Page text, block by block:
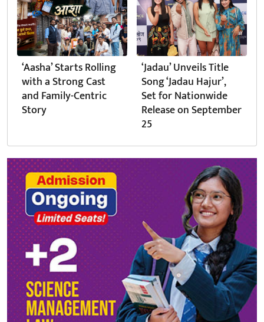
‘Aasha’ Starts Rolling
with a Strong Cast
and Family-Centric
Story
‘Jadau’ Unveils Title
Song ‘Jadau Hajur’,
Set for Nationwide
Release on September
25